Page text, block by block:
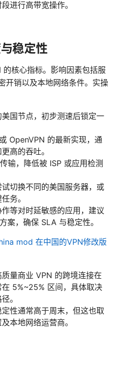
进行高带宽操作。
稳定性
核心指标。影响因素包括服
开销以及本地网络条件。实操
国节点，初步测速后锁定一
OpenVPN 的最新实现，通
高的吞吐。
输，降低被 ISP 或应用检测
切换不同的美国服务器，或
务。
等对时延敏感的应用，建议
案，确保 SLA 与稳定性。
mod 在中国的VPN修改版
量商业 VPN 的跨境连接在
5%~25% 区间，具体取决
。
性通常高于周末，但这也取
本地网络运营商。